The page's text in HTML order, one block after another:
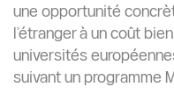
une opportunité
l’étranger à un coût
universités
suivant un programme